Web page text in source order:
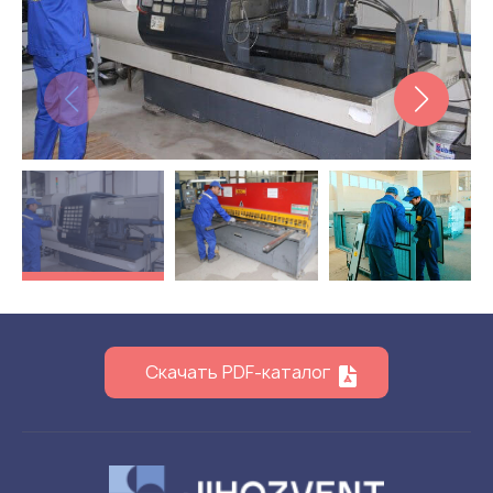
Klapanlar
Ventilatsion panjaralar
Shovqin yutgichlar
Ventilatsion mahsulotlar
Filtrlar
Qo'shimcha jihozlar
Горнодобывающая отрасль
Прочее оборудование
Скачать PDF-каталог